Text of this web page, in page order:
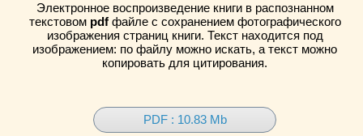
Электронное воспроизведение книги в распознанном
текстовом pdfфайле с сохранением фотографического
изображения страниц книги. Текст находится под
изображением: по файлу можно искать, а текст можно
копировать для цитирования.
PDF : 10.83 Mb